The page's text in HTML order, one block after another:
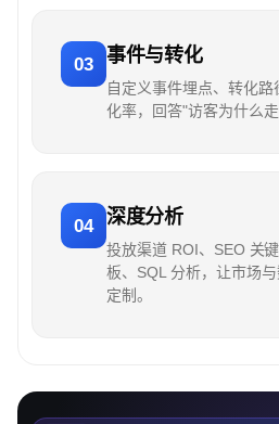
03 事件与转化
自定义事件埋点、转化
化率，回答"访客为什么走
04 深度分析
投放渠道 ROI、SEO 关
板、SQL 分析，让市场
定制。